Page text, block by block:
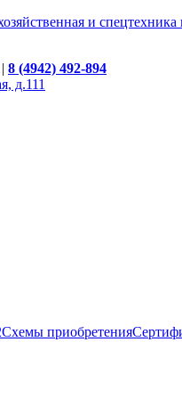
| 8 (4942) 492-894
д.111
Схемы приобретения